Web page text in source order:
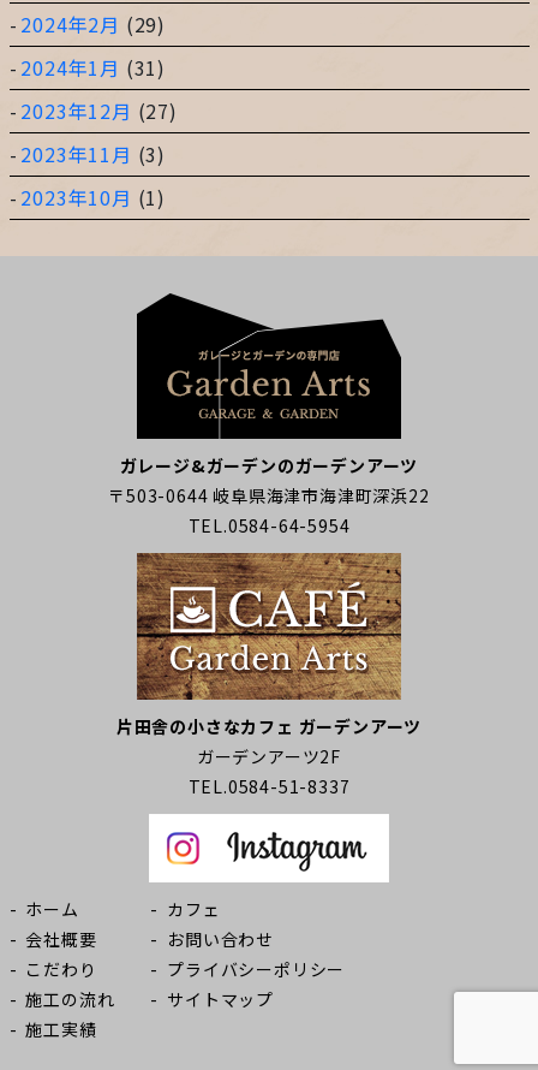
2024年2月 (29)
2024年1月 (31)
2023年12月 (27)
2023年11月 (3)
2023年10月 (1)
ガレージ&ガーデンのガーデンアーツ
〒503-0644 岐阜県海津市海津町深浜22
TEL.0584-64-5954
片田舎の小さなカフェ ガーデンアーツ
ガーデンアーツ2F
TEL.0584-51-8337
ホーム
会社概要
こだわり
施工の流れ
施工実績
カフェ
お問い合わせ
プライバシーポリシー
サイトマップ